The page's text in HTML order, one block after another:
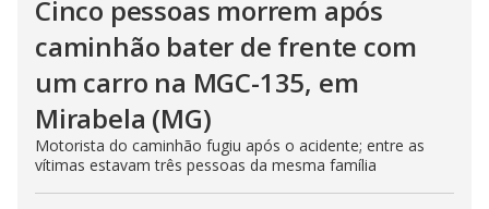
o
Cinco pessoas morrem após
caminhão bater de frente com
um carro na MGC-135, em
Mirabela (MG)
Motorista do caminhão fugiu após o acidente; entre as
vítimas estavam três pessoas da mesma família